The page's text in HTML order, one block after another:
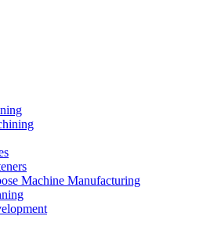
Machine Manufacturing